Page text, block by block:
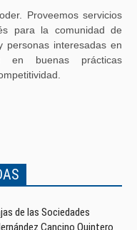
Proveemos servicios
para la comunidad de
personas interesadas en
en buenas prácticas
de las Sociedades
Cancino Quintero